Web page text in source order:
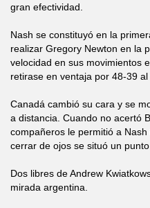
gran efectividad.
Nash se constituyó en la
realizar Gregory Newton en la
velocidad en sus movimientos
retirase en ventaja por 48-39
Canadá cambió su cara y se
a distancia. Cuando no acertó
compañeros le permitió a
cerrar de ojos se situó un
Dos libres de Andrew
mirada argentina.